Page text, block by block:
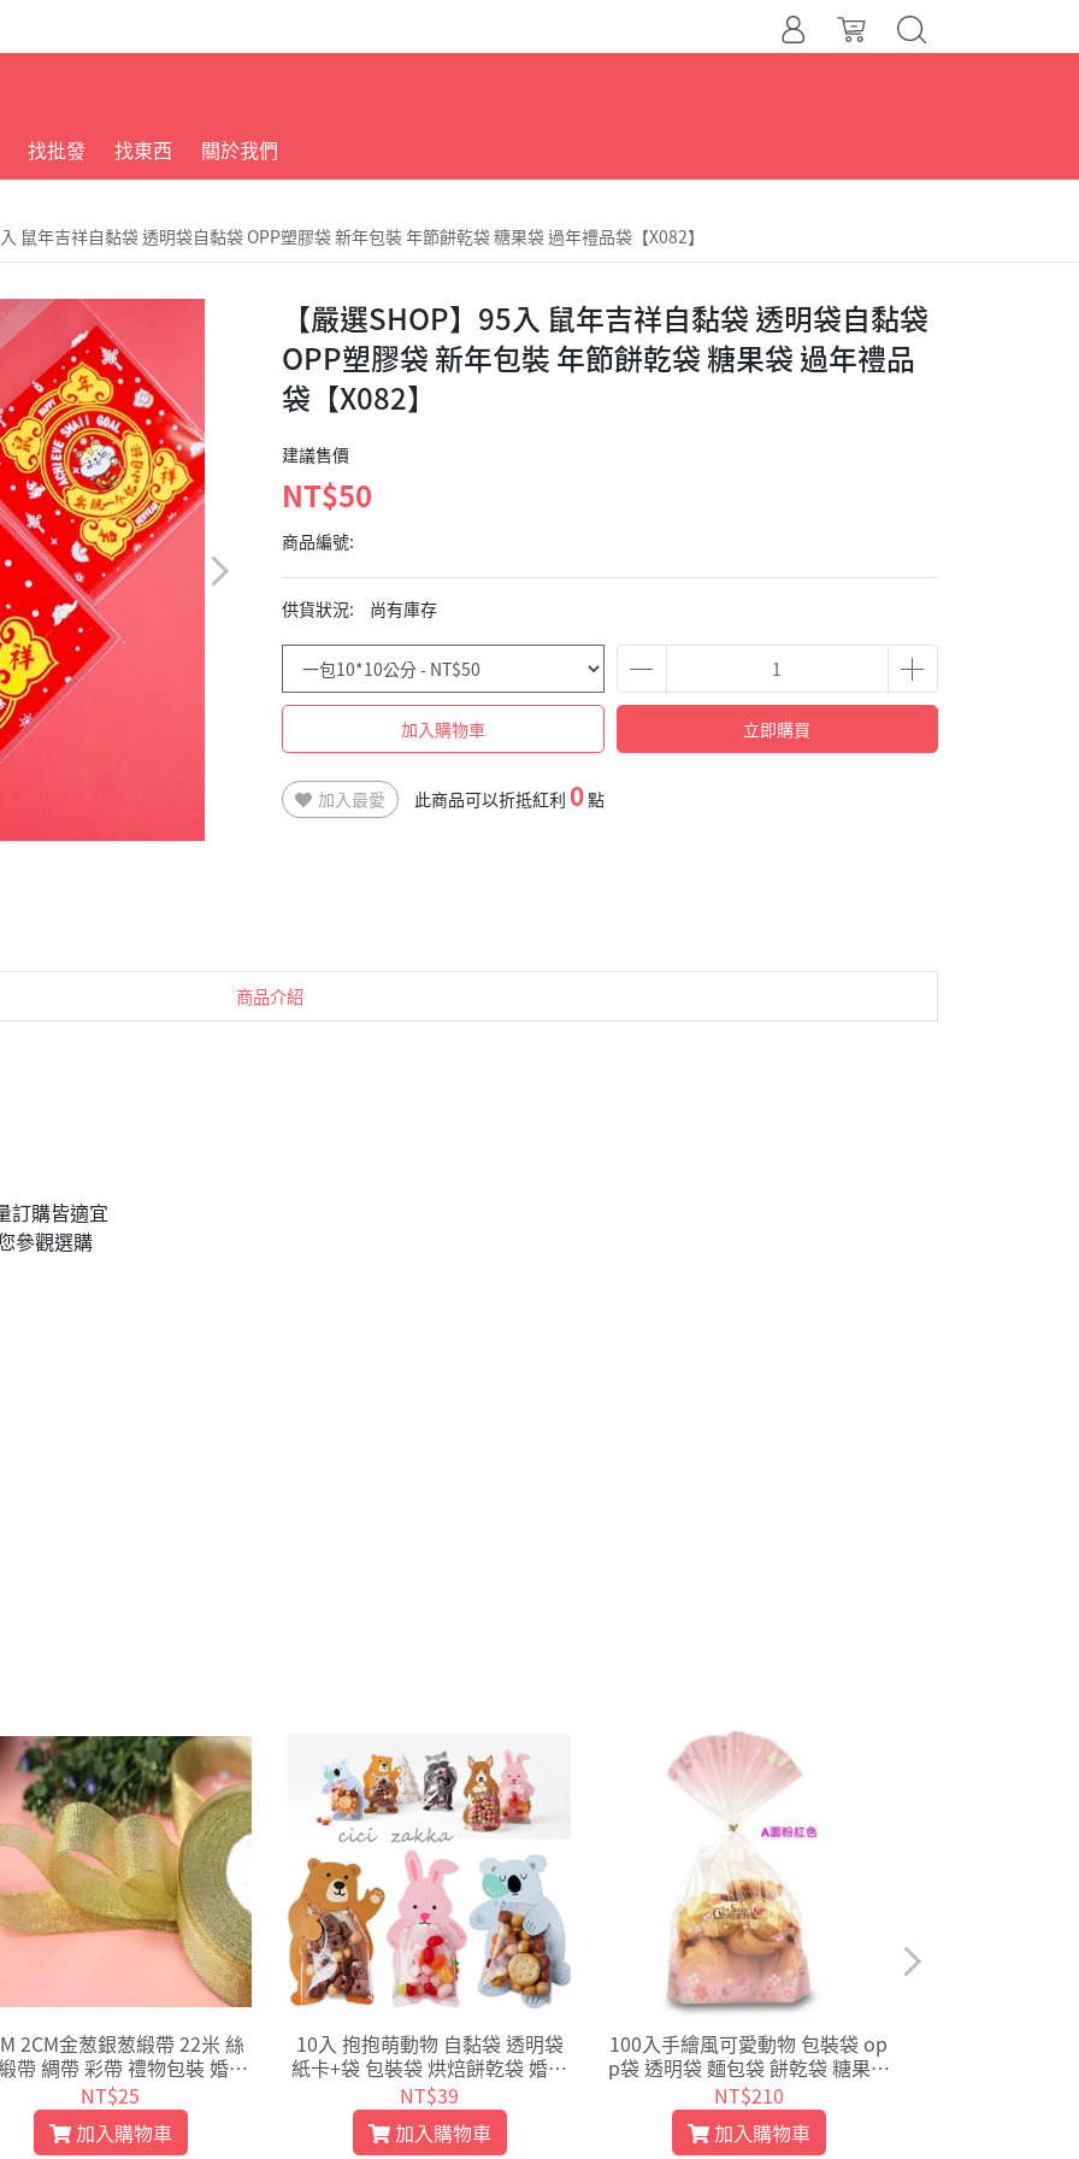
找批發 找東西 關於我們
鼠年吉祥自黏袋 透明袋自黏袋 OPP塑膠袋 新年包裝 年節餅乾袋 糖果袋 過年禮品袋【X082】
【嚴選SHOP】95入 鼠年吉祥自黏袋 透明袋自黏袋
OPP塑膠袋 新年包裝 年節餅乾袋 糖果袋 過年禮品
袋【X082】
建議售價
NT$50
商品編號:
供貨狀況: 尚有庫存
加入購物車 立即購買
加入最愛 此商品可以折抵紅利 0點
商品介紹
訂購皆適宜
參觀選購
2CM金葱銀葱緞帶 22米 絲
帶 綢帶 彩帶 禮物包裝 婚禮
物 捆绑絲蝴蝶節【D103】
NT$25
加入購物車
10入 抱抱萌動物 自黏袋 透明袋
紙卡+袋 包裝袋 烘焙餅乾袋 婚禮
小物 封口袋 塑膠袋【D001】
NT$39
加入購物車
100入手繪風可愛動物 包裝袋 op
p袋 透明袋 麵包袋 餅乾袋 糖果袋
透明袋 婚禮小物【D012】
NT$210
加入購物車